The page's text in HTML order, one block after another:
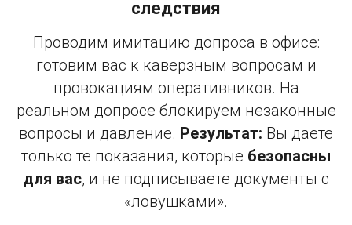
следствия
Проводим имитацию допроса в офисе:
готовим вас к каверзным вопросам и
провокациям оперативников. На
реальном допросе блокируем незаконные
вопросы и давление. Результат: Вы даете
только те показания, которые безопасны
для вас, и не подписываете документы с
«ловушками».